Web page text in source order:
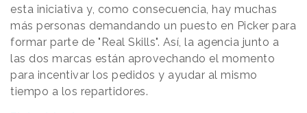
esta iniciativa y, como consecuencia, hay muchas
más personas demandando un puesto en Picker para
formar parte de "Real Skills". Así, la agencia junto a
las dos marcas están aprovechando el momento
para incentivar los pedidos y ayudar al mismo
tiempo a los repartidores.